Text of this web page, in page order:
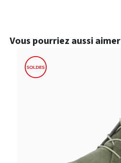
Ignorer la galerie de produits
Vous pourriez aussi aimer